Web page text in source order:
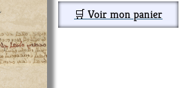
🛒 Voir mon panier